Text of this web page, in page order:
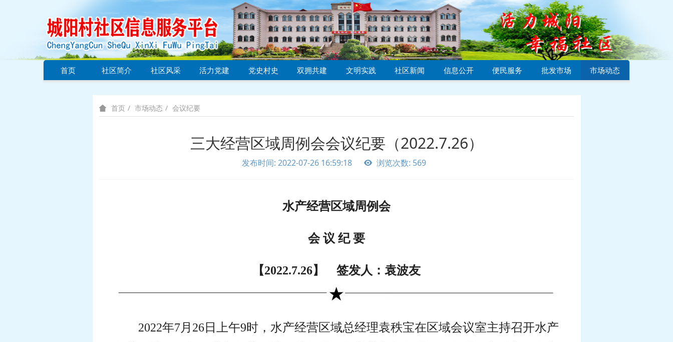
首页 社区简介 社区风采 活力党建 党史村史 双拥共建 文明实践 社区新闻 信息公开 便民服务 批发市场 市场动态
首页 市场动态 会议纪要
三大经营区域周例会会议纪要（2022.7.26）
发布时间: 2022-07-26 16:59:18 浏览次数: 569
水产经营区域周例会
会 议 纪 要
【2022.7.26】 签发人：袁波友
2022年7月26日上午9时，水产经营区域总经理袁秩宝在区域会议室主持召开水产